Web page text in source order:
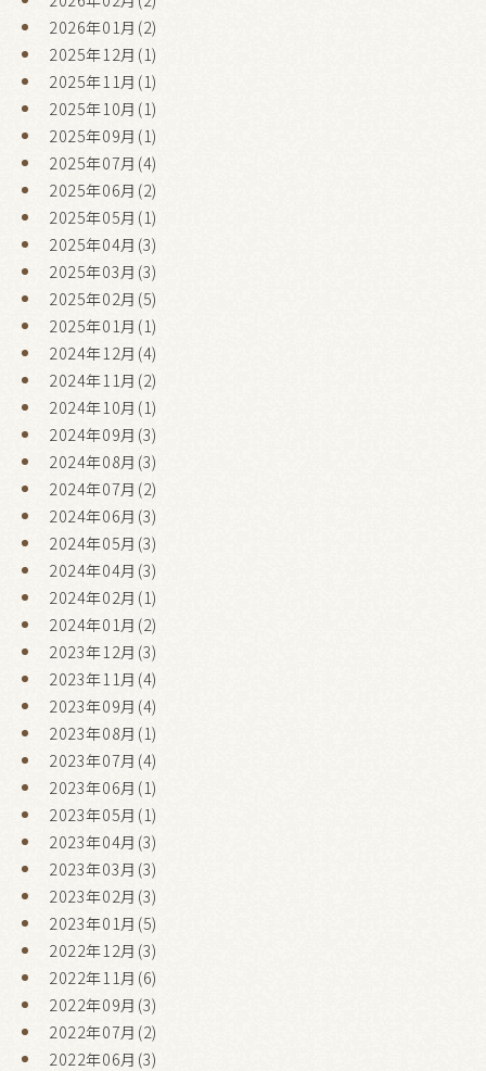
2026年01月(2)
2025年12月(1)
2025年11月(1)
2025年10月(1)
2025年09月(1)
2025年07月(4)
2025年06月(2)
2025年05月(1)
2025年04月(3)
2025年03月(3)
2025年02月(5)
2025年01月(1)
2024年12月(4)
2024年11月(2)
2024年10月(1)
2024年09月(3)
2024年08月(3)
2024年07月(2)
2024年06月(3)
2024年05月(3)
2024年04月(3)
2024年02月(1)
2024年01月(2)
2023年12月(3)
2023年11月(4)
2023年09月(4)
2023年08月(1)
2023年07月(4)
2023年06月(1)
2023年05月(1)
2023年04月(3)
2023年03月(3)
2023年02月(3)
2023年01月(5)
2022年12月(3)
2022年11月(6)
2022年09月(3)
2022年07月(2)
2022年06月(3)